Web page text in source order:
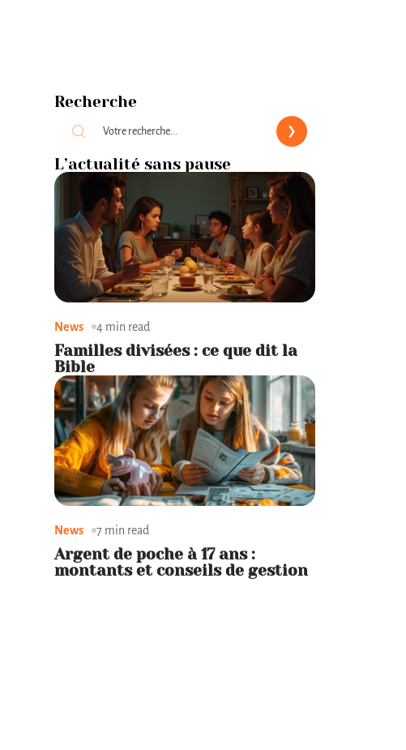
Recherche
L’actualité sans pause
News 4 min read
Familles divisées : ce que dit la
Bible
News 7 min read
Argent de poche à 17 ans :
montants et conseils de gestion